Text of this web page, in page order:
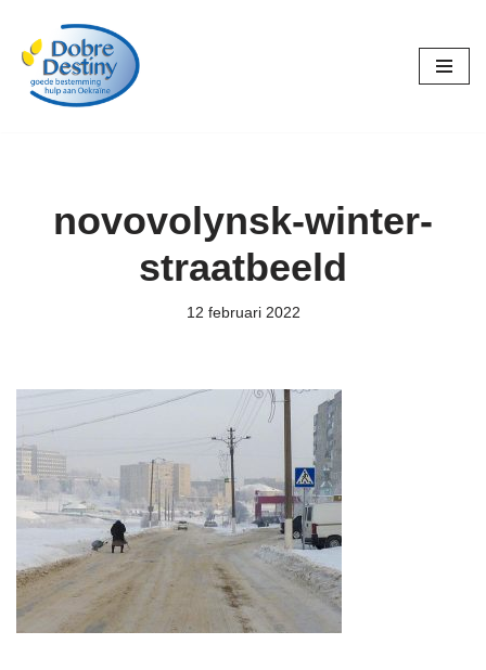
Ga
naar
novovolynsk-winter-
straatbeeld
12 februari 2022